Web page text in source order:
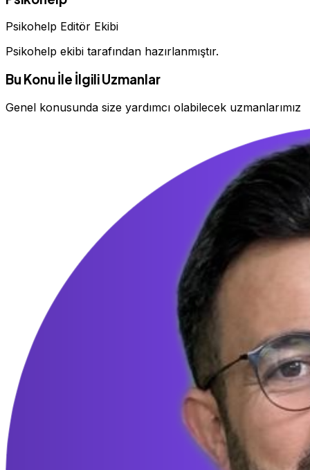
Psikohelp Editör Ekibi
Psikohelp ekibi tarafından hazırlanmıştır.
Bu Konu İle İlgili Uzmanlar
Genel konusunda size yardımcı olabilecek uzmanlarımız